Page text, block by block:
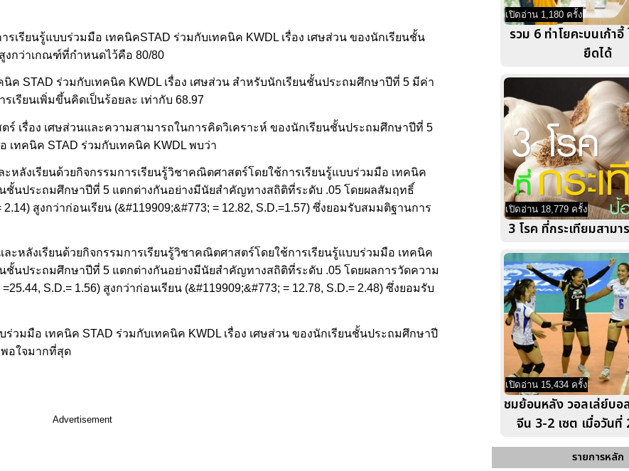
เรียนรู้แบบร่วมมือ เทคนิคSTAD ร่วมกับเทคนิค KWDL เรื่อง เศษส่วน ของนักเรียนชั้น
งกว่าเกณฑ์ที่กำหนดไว้คือ 80/80
ค STAD ร่วมกับเทคนิค KWDL เรื่อง เศษส่วน สำหรับนักเรียนชั้นประถมศึกษาปีที่ 5 มีค่า
เรียนเพิ่มขึ้นคิดเป็นร้อยละ เท่ากับ 68.97
เรื่อง เศษส่วนและความสามารถในการคิดวิเคราะห์ ของนักเรียนชั้นประถมศึกษาปีที่ 5
เทคนิค STAD ร่วมกับเทคนิค KWDL พบว่า
ะหลังเรียนด้วยกิจกรรมการเรียนรู้วิชาคณิตศาสตร์โดยใช้การเรียนรู้แบบร่วมมือ เทคนิค
นชั้นประถมศึกษาปีที่ 5 แตกต่างกันอย่างมีนัยสำคัญทางสถิติที่ระดับ .05 โดยผลสัมฤทธิ์
สูงกว่าก่อนเรียน (&#119909;&#773; = 12.82, S.D.=1.57) ซึ่งยอมรับสมมติฐานการ
ะหลังเรียนด้วยกิจกรรมการเรียนรู้วิชาคณิตศาสตร์โดยใช้การเรียนรู้แบบร่วมมือ เทคนิค
นชั้นประถมศึกษาปีที่ 5 แตกต่างกันอย่างมีนัยสำคัญทางสถิติที่ระดับ .05 โดยผลการวัดความ
S.D.= 1.56) สูงกว่าก่อนเรียน (&#119909;&#773; = 12.78, S.D.= 2.48) ซึ่งยอมรับ
วมมือ เทคนิค STAD ร่วมกับเทคนิค KWDL เรื่อง เศษส่วน ของนักเรียนชั้นประถมศึกษาปี
พอใจมากที่สุด
Advertisement
เปิดอ่าน 1,180 ครั้ง
รวม 6 ท่าโยคะบนเก้า
ยืดได้
เปิดอ่าน 18,779 ครั้ง
3 โรค ที่กระเทียมสาม
เปิดอ่าน 15,434 ครั้ง
ชมย้อนหลัง วอลเล่ย์บอ
จีน 3-2 เซต เมื่อวันที่
รายการหลัก